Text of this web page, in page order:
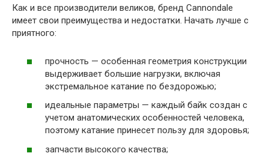
Как и все производители великов, бренд Cannondale
имеет свои преимущества и недостатки. Начать лучше с
приятного:
прочность — особенная геометрия конструкции
выдерживает большие нагрузки, включая
экстремальное катание по бездорожью;
идеальные параметры — каждый байк создан с
учетом анатомических особенностей человека,
поэтому катание принесет пользу для здоровья;
запчасти высокого качества;